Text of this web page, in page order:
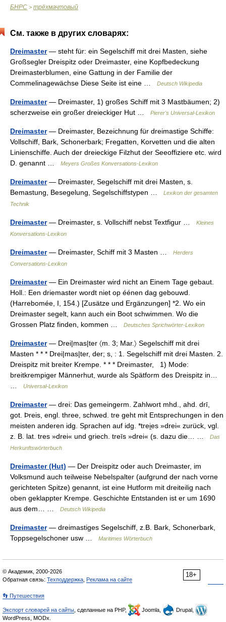
БНРС > трёхмачтовый
См. также в других словарях:
Dreimaster— steht für: ein Segelschiff mit drei Masten, siehe
Großsegler Dreispitz oder Dreimaster, eine Kopfbedeckung
Dreimasterblumen, eine Gattung in der Familie der
Commelinagewächse Diese Seite ist eine …
Deutsch Wikipedia
Dreimaster— Dreimaster, 1) großes Schiff mit 3 Mastbäumen; 2)
scherzweise ein großer dreieckiger Hut …
Pierer's Universal-Lexikon
Dreimaster— Dreimaster, Bezeichnung für dreimastige Schiffe:
Vollschiff, Bark, Schonerbark; Fregatten, Korvetten und die alten
Linienschiffe. Auch der dreieckige Filzhut der Seeoffiziere etc. wird
D. genannt …
Meyers Großes Konversations-Lexikon
Dreimaster— Dreimaster, Segelschiff mit drei Masten, s.
Bemastung, Besegelung, Segelschiffstypen …
Lexikon der gesamten
Technik
Dreimaster— Dreimaster, s. Vollschiff nebst Textfigur …
Kleines
Konversations-Lexikon
Dreimaster— Dreimaster, Schiff mit 3 Masten …
Herders
Conversations-Lexikon
Dreimaster— Ein Dreimaster wird nicht an Einem Tage gebaut.
Holl.: Een driemaster wordt niet op éénen dag gebouwd.
(Harrebomée, I, 154.) [Zusätze und Ergänzungen] *2. Wo ein
Dreimaster segelt, kann auch ein Boot schwimmen. Wo die
Grossen Platz finden, kommen …
Deutsches Sprichwörter-Lexikon
Dreimaster— Drei|mas|ter 〈m. 3; Mar.〉 Segelschiff mit drei
Masten * * * Drei|mas|ter, der; s, : 1. Segelschiff mit drei Masten. 2.
Dreispitz mit breiter Krempe. * * * Dreimaster, 1) Mode:
breitkrempiger Männerhut, wurde als Spätform des Dreispitz in…
Universal-Lexikon
Dreimaster— drei: Das gemeingerm. Zahlwort mhd., ahd. drī,
got. Þreis, engl. three, schwed. tre geht mit Entsprechungen in den
meisten anderen idg. Sprachen auf idg. *trei̯es »drei« zurück, vgl.
z. B. lat. tres »drei« und griech. treīs »drei« (s. dazu die… …
Das
Herkunftswörterbuch
Dreimaster (Hut) — Der Dreispitz oder auch Dreimaster, im
Volksmund auch teilweise Nebelspalter (aufgrund der nach vorne
gerichteten Spitze) genannt, ist eine Hutform mit dreiteilig nach
oben geklappter Krempe. Geschichte Entstanden ist er um 1690
aus dem… …
Deutsch Wikipedia
Dreimaster— dreimastiges Segelschiff, z.B. Bark, Schonerbark,
Toppsegelschoner usw …
Maritimes Wörterbuch
18+
© Академик, 2000-2026
Обратная связь: Техподдержка Реклама на сайте
👣 Путешествия
Экспорт словарей на сайты , сделанные на PHP, Joomla,
Drupal,
WordPress, MODx.